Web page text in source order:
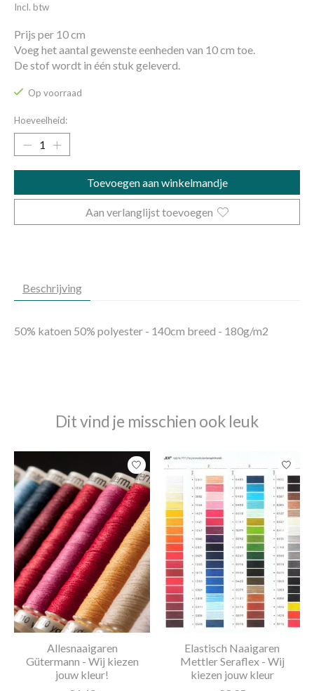
Incl. btw
Prijs per 10 cm
Voeg het aantal gewenste eenheden van 10 cm toe.
De stof wordt in één stuk geleverd.
Op voorraad
Hoeveelheid:
Toevoegen aan winkelmandje
Aan verlanglijst toevoegen
Beschrijving
50% katoen 50% polyester - 140cm breed - 180g/m2
Dit vind je misschien ook leuk
Items van productcarrousel
Allesnaaigaren
Gütermann - Wij kiezen
jouw kleur!
Elastisch Naaigaren
Mettler Seraflex - Wij
kiezen jouw kleur